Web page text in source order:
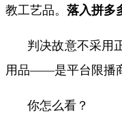
教工艺品。 落入拼多
判决故意不采
用品——是平台限播
你怎么看？